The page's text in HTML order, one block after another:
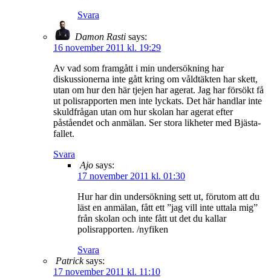
Svara
Damon Rasti says:
16 november 2011 kl. 19:29
Av vad som framgått i min undersökning har
diskussionerna inte gått kring om våldtäkten har skett,
utan om hur den här tjejen har agerat. Jag har försökt få
ut polisrapporten men inte lyckats. Det här handlar inte
skuldfrågan utan om hur skolan har agerat efter
påståendet och anmälan. Ser stora likheter med Bjästa-
fallet.
Svara
Ajo says:
17 november 2011 kl. 01:30
Hur har din undersökning sett ut, förutom att du
läst en anmälan, fått ett ”jag vill inte uttala mig”
från skolan och inte fått ut det du kallar
polisrapporten. /nyfiken
Svara
Patrick says:
17 november 2011 kl. 11:10